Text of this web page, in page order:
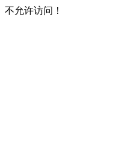
不允许访问！